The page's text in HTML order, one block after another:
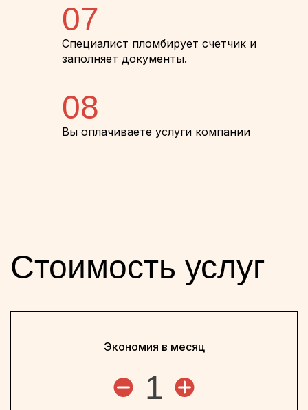
07
Специалист пломбирует счетчик и
заполняет документы.
08
Вы оплачиваете услуги компании
Стоимость услуг
Экономия в месяц
1